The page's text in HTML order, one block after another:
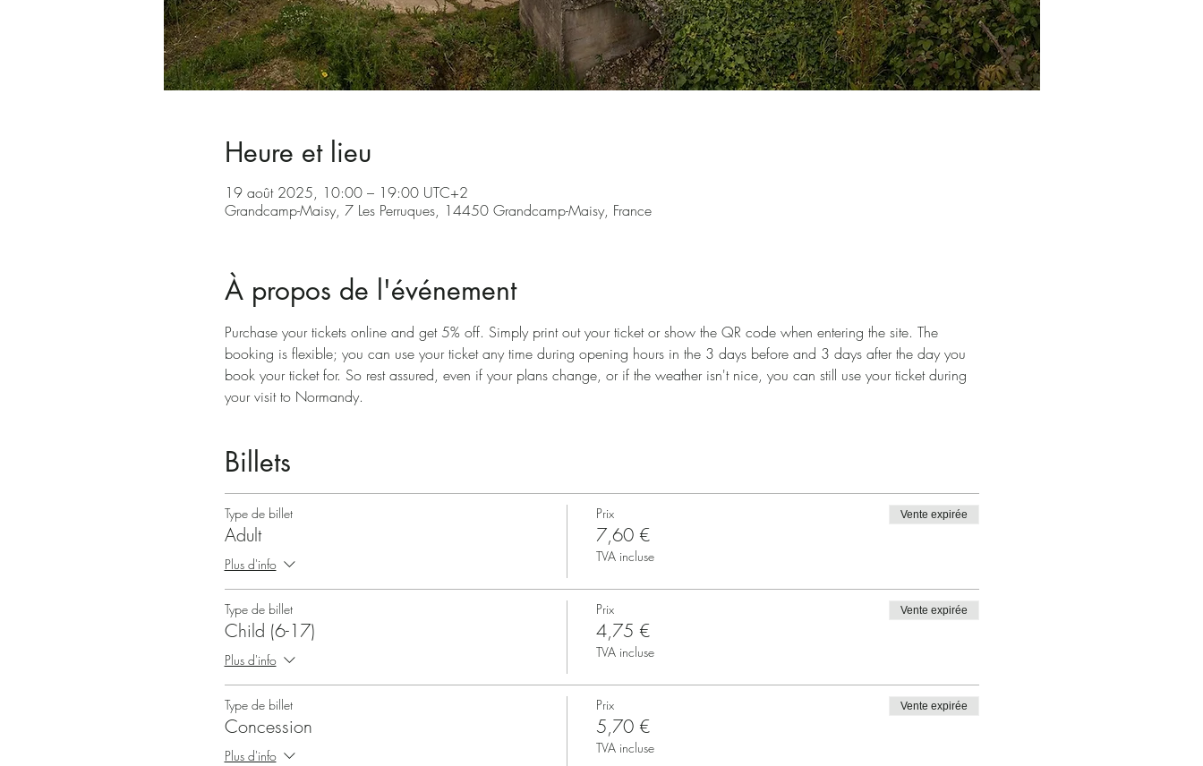
Heure et lieu
19 août 2025, 10:00 – 19:00 UTC+2
Grandcamp-Maisy, 7 Les Perruques, 14450 Grandcamp-Maisy, France
À propos de l'événement
Purchase your tickets online and get 5% off. Simply print out your ticket or show the QR code when entering the site. The
booking is flexible; you can use your ticket any time during opening hours in the 3 days before and 3 days after the day you
book your ticket for. So rest assured, even if your plans change, or if the weather isn't nice, you can still use your ticket during
your visit to Normandy.
Billets
Type de billet
Adult
Plus d'info
Prix
7,60 €
TVA incluse
Vente expirée
Type de billet
Child (6-17)
Plus d'info
Prix
4,75 €
TVA incluse
Vente expirée
Type de billet
Concession
Plus d'info
Prix
5,70 €
TVA incluse
Vente expirée